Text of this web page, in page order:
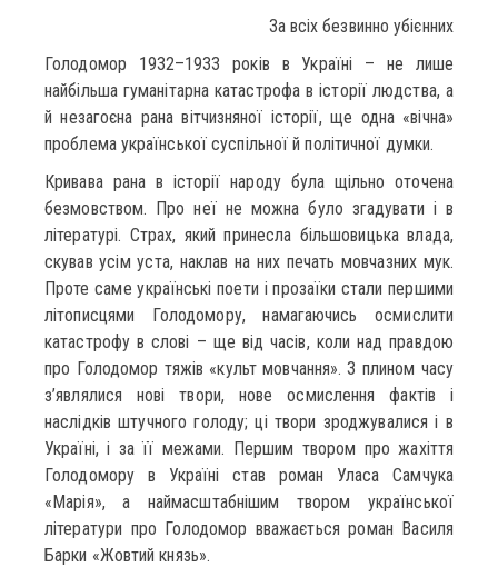
За всіх безвинно убієнних
Голодомор 1932–1933 років в Україні – не лише
найбільша гуманітарна катастрофа в історії людства, а
й незагоєна рана вітчизняної історії, ще одна «вічна»
проблема української суспільної й політичної думки.
Кривава рана в історії народу була щільно оточена
безмовством. Про неї не можна було згадувати і в
літературі. Страх, який принесла більшовицька влада,
скував усім уста, наклав на них печать мовчазних мук.
Проте саме українські поети і прозаїки стали першими
літописцями Голодомору, намагаючись осмислити
катастрофу в слові – ще від часів, коли над правдою
про Голодомор тяжів «культ мовчання». З плином часу
з’являлися нові твори, нове осмислення фактів і
наслідків штучного голоду; ці твори зроджувалися і в
Україні, і за її межами. Першим твором про жахіття
Голодомору в Україні став роман Уласа Самчука
«Марія», а наймасштабнішим твором української
літератури про Голодомор вважається роман Василя
Барки «Жовтий князь».